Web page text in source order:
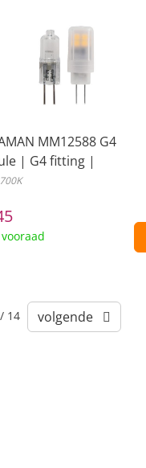
MM12588 G4
| G4 fitting |
/ 14 volgende